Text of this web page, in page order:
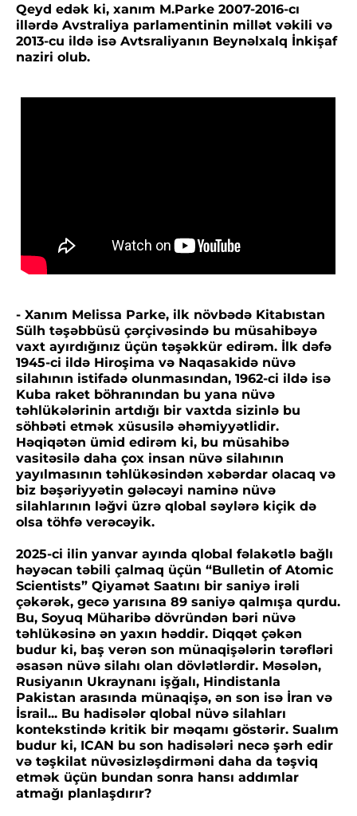
Qeyd edək ki, xanım M.Parke 2007-2016-cı
illərdə Avstraliya parlamentinin millət vəkili və
2013-cu ildə isə Avtsraliyanın Beynəlxalq İnkişaf
naziri olub.
- Xanım Melissa Parke, ilk növbədə Kitabıstan
Sülh təşəbbüsü çərçivəsində bu müsahibəyə
vaxt ayırdığınız üçün təşəkkür edirəm. İlk dəfə
1945-ci ildə Hiroşima və Naqasakidə nüvə
silahının istifadə olunmasından, 1962-ci ildə isə
Kuba raket böhranından bu yana nüvə
təhlükələrinin artdığı bir vaxtda sizinlə bu
söhbəti etmək xüsusilə əhəmiyyətlidir.
Həqiqətən ümid edirəm ki, bu müsahibə
vasitəsilə daha çox insan nüvə silahının
yayılmasının təhlükəsindən xəbərdar olacaq və
biz bəşəriyyətin gələcəyi naminə nüvə
silahlarının ləğvi üzrə qlobal səylərə kiçik də
olsa töhfə verəcəyik.
2025-ci ilin yanvar ayında qlobal fəlakətlə bağlı
həyəcan təbili çalmaq üçün “Bulletin of Atomic
Scientists” Qiyamət Saatını bir saniyə irəli
çəkərək, gecə yarısına 89 saniyə qalmışa qurdu.
Bu, Soyuq Müharibə dövründən bəri nüvə
təhlükəsinə ən yaxın həddir. Diqqət çəkən
budur ki, baş verən son münaqişələrin tərəfləri
əsasən nüvə silahı olan dövlətlərdir. Məsələn,
Rusiyanın Ukraynanı işğalı, Hindistanla
Pakistan arasında münaqişə, ən son isə İran və
İsrail... Bu hadisələr qlobal nüvə silahları
kontekstində kritik bir məqamı göstərir. Sualım
budur ki, ICAN bu son hadisələri necə şərh edir
və təşkilat nüvəsizləşdirməni daha da təşviq
etmək üçün bundan sonra hansı addımlar
atmağı planlaşdırır?